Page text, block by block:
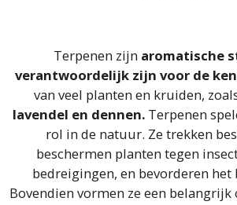
Terpenen zijn aromatische
verantwoordelijk zijn voor de
van veel planten en kruiden,
lavendel en dennen. Terpenen
rol in de natuur. Ze trekken
beschermen planten tegen
bedreigingen, en bevorderen het
Bovendien vormen ze een belangrijk